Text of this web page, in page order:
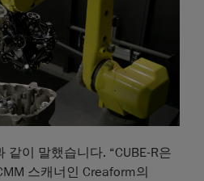
이 말했습니다. “CUBE-R은
스캐너인 Creaform의